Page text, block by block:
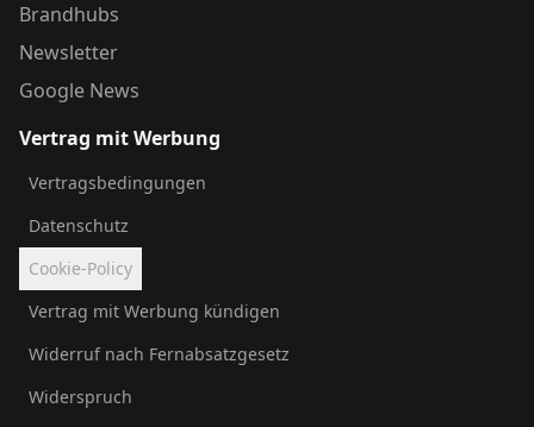
Brandhubs
Newsletter
Google News
Vertrag mit Werbung
Vertragsbedingungen
Datenschutz
Cookie-Policy
Vertrag mit Werbung kündigen
Widerruf nach Fernabsatzgesetz
Widerspruch